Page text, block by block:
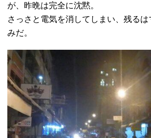
が、昨晩は完全に沈黙。
さっさと電気を消してしまい、残る
みだ。